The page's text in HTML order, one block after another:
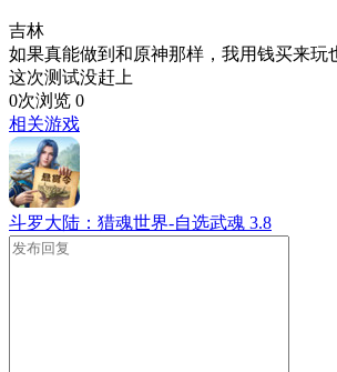
吉林
如果真能做到和原神那样，我用钱买来玩
这次测试没赶上
0次浏览 0
相关游戏
斗罗大陆：猎魂世界-自选武魂 3.8